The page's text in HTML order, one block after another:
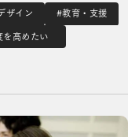
学校教育、企業研修
めに発足された協会
ザイン #教育・支援
を高めたい